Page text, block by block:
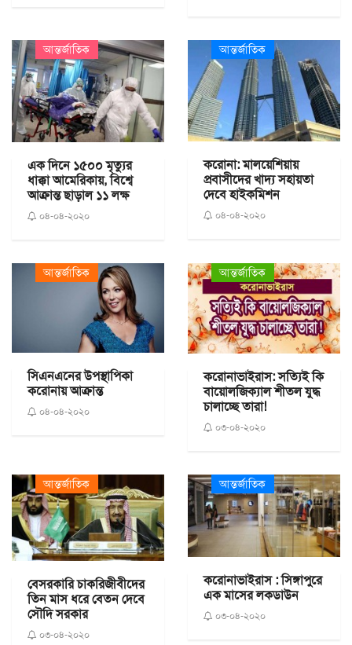
আন্তর্জাতিক
এক দিনে ১৫০০ মৃত্যুর
ধাক্কা আমেরিকায়, বিশ্বে
আক্রান্ত ছাড়াল ১১ লক্ষ
০৪-০৪-২০২০
আন্তর্জাতিক
করোনা: মালয়েশিয়ায়
প্রবাসীদের খাদ্য সহায়তা
দেবে হাইকমিশন
০৪-০৪-২০২০
আন্তর্জাতিক
সিএনএনের উপস্থাপিকা
করোনায় আক্রান্ত
০৪-০৪-২০২০
আন্তর্জাতিক
করোনাভাইরাস: সত্যিই কি
বায়োলজিক্যাল শীতল যুদ্ধ
চালাচ্ছে তারা!
০৩-০৪-২০২০
আন্তর্জাতিক
বেসরকারি চাকরিজীবীদের
তিন মাস ধরে বেতন দেবে
সৌদি সরকার
০৩-০৪-২০২০
আন্তর্জাতিক
করোনাভাইরাস : সিঙ্গাপুরে
এক মাসের লকডাউন
০৩-০৪-২০২০